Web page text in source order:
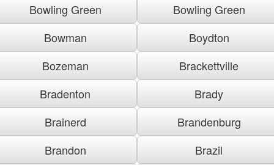
Bowling Green
Bowling Green
Bowman
Boydton
Bozeman
Brackettville
Bradenton
Brady
Brainerd
Brandenburg
Brandon
Brazil